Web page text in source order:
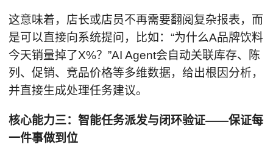
这意味着，店长或店员不再需要翻阅复杂报表，而
是可以直接向系统提问，比如：“为什么A品牌饮料
今天销量掉了X%？”AI Agent会自动关联库存、陈
列、促销、竞品价格等多维数据，给出根因分析，
并直接生成处理任务建议。
核心能力三：智能任务派发与闭环验证——保证每
一件事做到位